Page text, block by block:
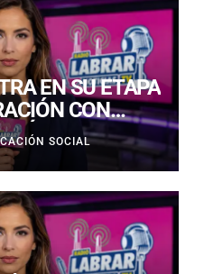
EN SU ETAPA
CON
DE
PARA
SOCIAL